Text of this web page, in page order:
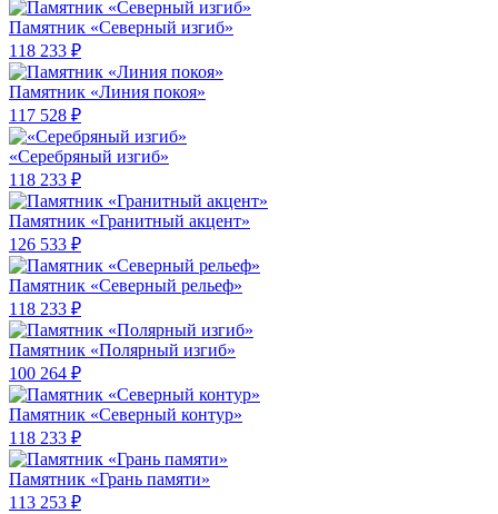
Памятник «Северный изгиб»
118 233 ₽
Памятник «Линия покоя»
117 528 ₽
«Серебряный изгиб»
118 233 ₽
Памятник «Гранитный акцент»
126 533 ₽
Памятник «Северный рельеф»
118 233 ₽
Памятник «Полярный изгиб»
100 264 ₽
Памятник «Северный контур»
118 233 ₽
Памятник «Грань памяти»
113 253 ₽